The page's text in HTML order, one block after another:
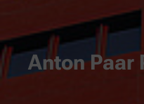
Anton Paar